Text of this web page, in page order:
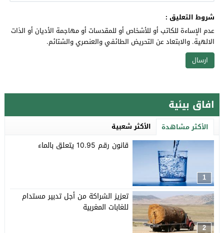
شروط التعليق :
عدم الإساءة للكاتب أو للأشخاص أو للمقدسات أو مهاجمة الأديان أو الذات
الالهية. والابتعاد عن التحريض الطائفي والعنصري والشتائم.
افاق بيئية
الأكثر مشاهدة الأكثر شعبية
1
قانون رقم 10.95 يتعلق بالماء
2
تعزيز الشراكة من أجل تدبير مستدام
للغابات المغربية